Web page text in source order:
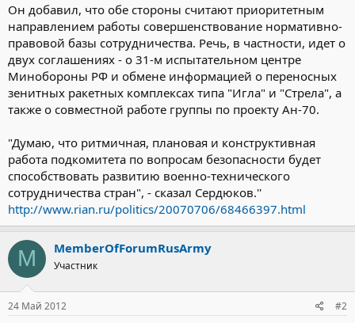
Он добавил, что обе стороны считают приоритетным
направлением работы совершенствование нормативно-
правовой базы сотрудничества. Речь, в частности, идет о
двух соглашениях - о 31-м испытательном центре
Минобороны РФ и обмене информацией о переносных
зенитных ракетных комплексах типа "Игла" и "Стрела", а
также о совместной работе группы по проекту Ан-70.
"Думаю, что ритмичная, плановая и конструктивная
работа подкомитета по вопросам безопасности будет
способствовать развитию военно-технического
сотрудничества стран", - сказал Сердюков.''
http://www.rian.ru/politics/20070706/68466397.html
M MemberOfForumRusArmy
Участник
24 Май 2012 #2